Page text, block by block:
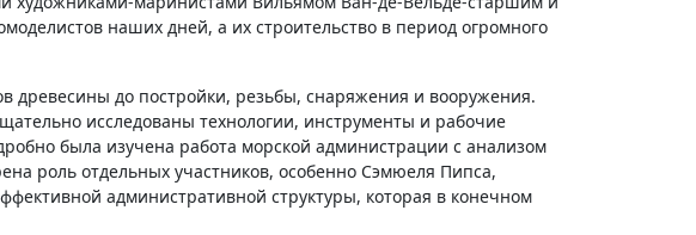
наших дней, а их строительство в период огромного
древесины до постройки, резьбы, снаряжения и вооружения.
исследованы технологии, инструменты и рабочие
была изучена работа морской администрации с анализом
роль отдельных участников, особенно Сэмюеля Пипса,
административной структуры, которая в конечном